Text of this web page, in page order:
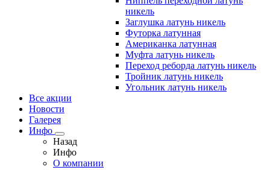
никель
Заглушка латунь никель
Футорка латунная
Американка латунная
Муфта латунь никель
Переход реборда латунь никель
Тройник латунь никель
Угольник латунь никель
Все акции
Новости
Галерея
Инфо
Назад
Инфо
О компании